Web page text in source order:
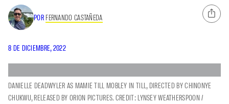
POR FERNANDO CASTAÑEDA
8 DE DICIEMBRE, 2022
DANIELLE DEADWYLER AS MAMIE TILL MOBLEY IN TILL, DIRECTED BY CHINONYE
CHUKWU, RELEASED BY ORION PICTURES. CREDIT: LYNSEY WEATHERSPOON /